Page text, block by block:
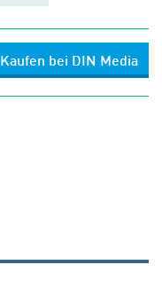
Kaufen bei DIN Media